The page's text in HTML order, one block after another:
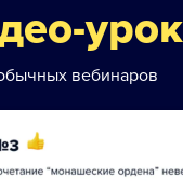
вебинаров